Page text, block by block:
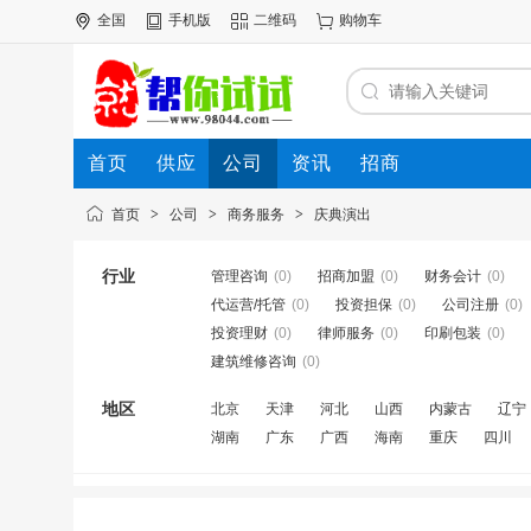
全国 手机版 二维码 购物车
首页 供应 公司 资讯 招商
首页 > 公司 > 商务服务 > 庆典演出
行业 管理咨询 (0) 招商加盟 (0) 财务会计 (0)
代运营/托管 (0) 投资担保 (0) 公司注册 (0)
投资理财 (0) 律师服务 (0) 印刷包装 (0)
建筑维修咨询 (0)
地区 北京 天津 河北 山西 内蒙古
辽宁
湖南
广东 广西 海南 重庆 四川